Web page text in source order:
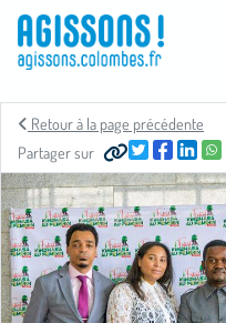
Retour à la page précédente
Partager sur
Panneau de gestion des cookies